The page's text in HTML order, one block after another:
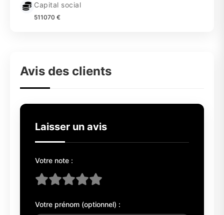
Capital social
511070 €
Avis des clients
Laisser un avis
Votre note :
Votre prénom (optionnel) :